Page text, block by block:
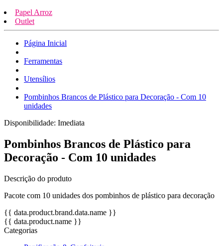
Papel Arroz
Outlet
Página Inicial
Ferramentas
Utensílios
Pombinhos Brancos de Plástico para Decoração - Com 10
unidades
Disponibilidade: Imediata
Pombinhos Brancos de Plástico para
Decoração - Com 10 unidades
Descrição do produto
Pacote com 10 unidades dos pombinhos de plástico para decoração
{{ data.product.brand.data.name }}
{{ data.product.name }}
Categorias